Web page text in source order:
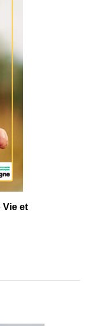
Vie et